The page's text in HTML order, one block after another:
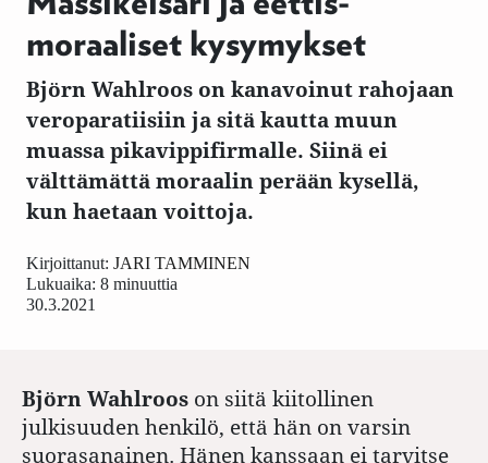
moraaliset kysymykset
Björn Wahlroos on kanavoinut rahojaan
veroparatiisiin ja sitä kautta muun
muassa pikavippifirmalle. Siinä ei
välttämättä moraalin perään kysellä,
kun haetaan voittoja.
30.3.2021
Kirjoittanut: JARI TAMMINEN
Lukuaika: 8 minuuttia
Björn Wahlroos on siitä kiitollinen
julkisuuden henkilö, että hän on varsin
suorasanainen. Hänen kanssaan ei tarvitse